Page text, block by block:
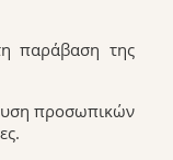
παράβαση της
προσωπικών